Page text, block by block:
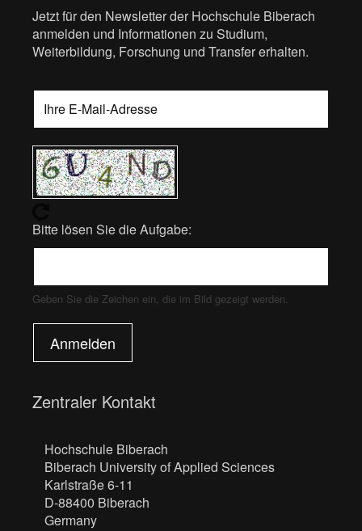
Jetzt für den Newsletter der Hochschule Biberach
anmelden und Informationen zu Studium,
Weiterbildung, Forschung und Transfer erhalten.
Bitte lösen Sie die Aufgabe:
Geben Sie die Zeichen ein, die im Bild gezeigt werden.
Anmelden
Zentraler Kontakt
Hochschule Biberach
Biberach University of Applied Sciences
Karlstraße 6-11
D-88400 Biberach
Germany